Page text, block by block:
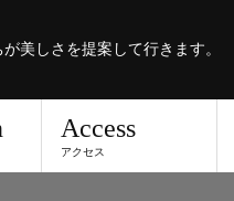
美しさを提案して行きます。
Access
アクセス